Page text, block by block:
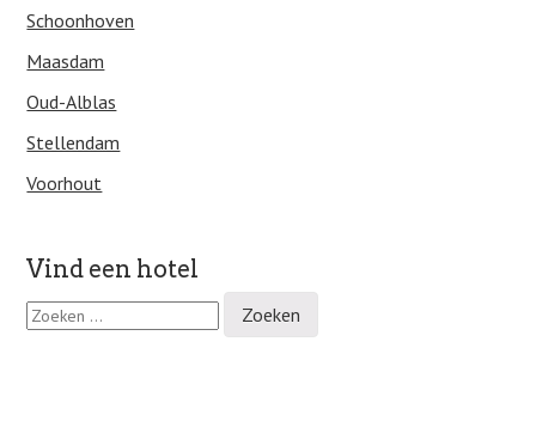
Schoonhoven
Maasdam
Oud-Alblas
Stellendam
Voorhout
Vind een hotel
Z
o